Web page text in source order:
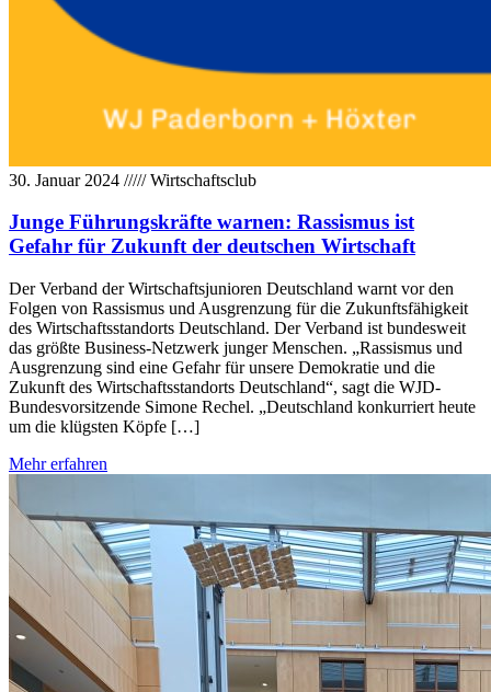
30. Januar 2024 /////Wirtschaftsclub
Junge Führungskräfte warnen: Rassismus ist
Gefahr für Zukunft der deutschen Wirtschaft
Der Verband der Wirtschaftsjunioren Deutschland warnt vor den
Folgen von Rassismus und Ausgrenzung für die Zukunftsfähigkeit
des Wirtschaftsstandorts Deutschland. Der Verband ist bundesweit
das größte Business-Netzwerk junger Menschen. „Rassismus und
Ausgrenzung sind eine Gefahr für unsere Demokratie und die
Zukunft des Wirtschaftsstandorts Deutschland“, sagt die WJD-
Bundesvorsitzende Simone Rechel. „Deutschland konkurriert heute
um die klügsten Köpfe […]
Mehr erfahren